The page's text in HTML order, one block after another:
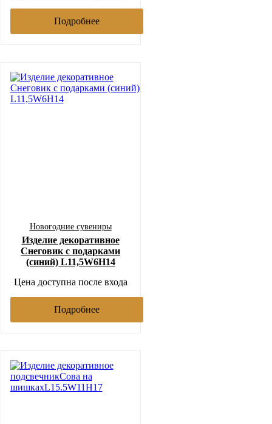
Подробнее
Новогодние сувениры
Изделие декоративное
Снеговик с подарками
(синий) L11,5W6H14
Цена доступна после входа
Подробнее